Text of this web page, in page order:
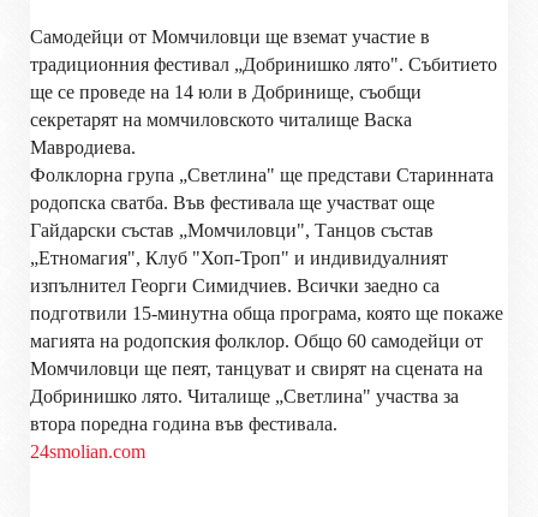
Самодейци от Момчиловци ще вземат участие в
традиционния фестивал „Добринишко лято". Събитието
ще се проведе на 14 юли в Добринище, съобщи
секретарят на момчиловското читалище Васка
Мавродиева.
Фолклорна група „Светлина" ще представи Старинната
родопска сватба. Във фестивала ще участват още
Гайдарски състав „Момчиловци", Танцов състав
„Етномагия", Клуб "Хоп-Троп" и индивидуалният
изпълнител Георги Симидчиев. Всички заедно са
подготвили 15-минутна обща програма, която ще покаже
магията на родопския фолклор. Общо 60 самодейци от
Момчиловци ще пеят, танцуват и свирят на сцената на
Добринишко лято. Читалище „Светлина" участва за
втора поредна година във фестивала.
24smolian.com